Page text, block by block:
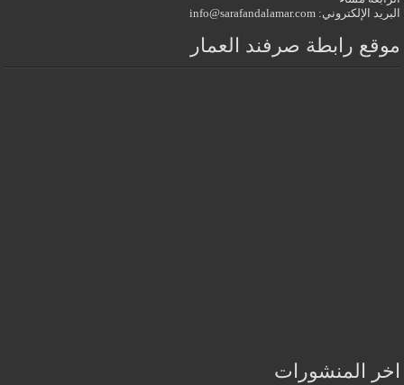
البريد الإلكتروني: info@sarafandalamar.com
موقع رابطة صرفند العمار
اخر المنشورات